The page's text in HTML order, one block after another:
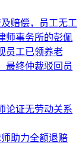
赔偿，员工无工
师事务所的彭佩
员工已领养老
最终仲裁驳回员
助力全额退赔